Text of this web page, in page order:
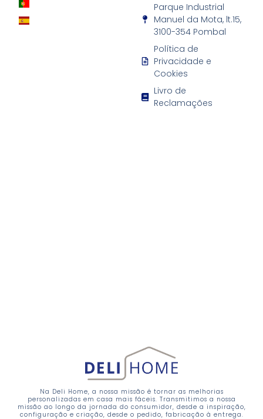
Na Deli Home, a nossa missão é tornar as melhorias
personalizadas em casa mais fáceis. Transmitimos a nossa
missão ao longo da jornada do consumidor, desde a inspiração,
configuração e criação, desde o pedido, fabricação à entrega.
Parque Industrial
Manuel da Mota, lt.15,
3100-354 Pombal
Política de
Privacidade e
Cookies
Livro de
Reclamações